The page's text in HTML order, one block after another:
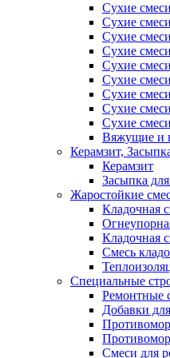
Сухие
Сухие
Сухие
Сухие
Сухие
Сухие
Сухие
Сухие
Сухие
Вяжущие и
Керамзит,
Керамзит
Засыпка
Жаростойкие
Кладочная
Кладочная
Смесь
Специальные
Ремонтные
Добавки
Смеси для